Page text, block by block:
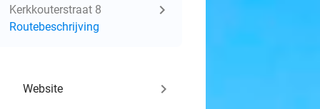
Kerkkouterstraat 8
Routebeschrijving
Website keyboard_arrow_right